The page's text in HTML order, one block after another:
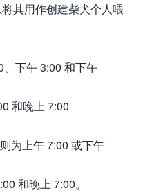
其用作创建柴犬个人喂
下午 3:00 和下午
和晚上 7:00
为上午 7:00 或下午
和晚上 7:00。